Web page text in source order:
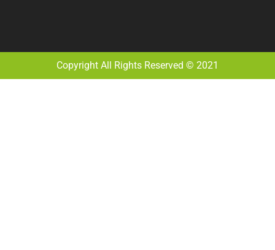
Copyright All Rights Reserved © 2021